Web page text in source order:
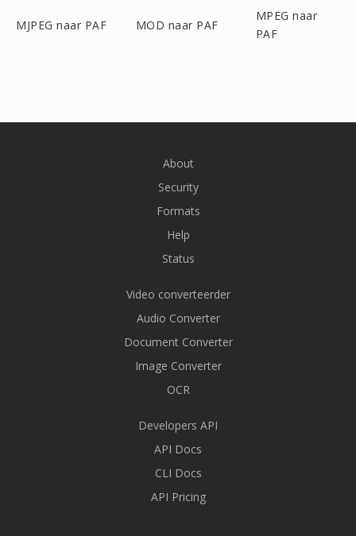
MJPEG naar PAF MOD naar PAF
MPEG naar
PAF
About
Security
Formats
Help
Status
Video converteerder
Audio Converter
Document Converter
Image Converter
OCR
Developers API
API Docs
CLI Docs
API Pricing